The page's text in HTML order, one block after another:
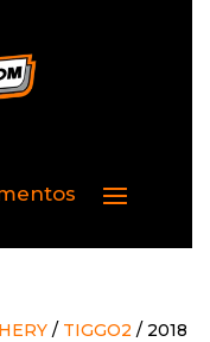
/ TIGGO2 / 2018
y se